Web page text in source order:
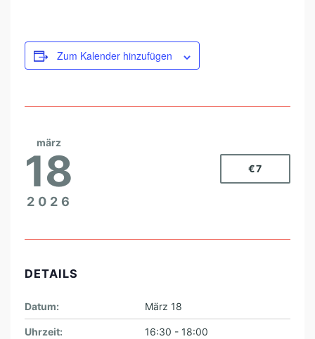
R
!
Zum Kalender hinzufügen
märz
18
2026
€7
DETAILS
Datum: März 18
Uhrzeit: 16:30 - 18:00